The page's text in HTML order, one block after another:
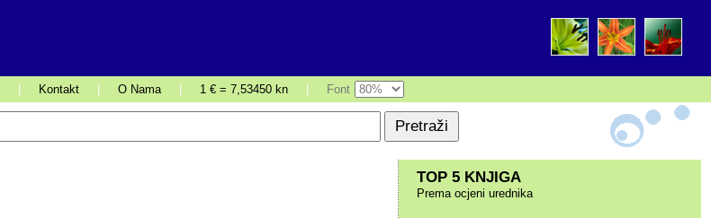
Kontakt O Nama 1 € = 7,53450 kn Font
TOP 5 KNJIGA
Prema ocjeni urednika